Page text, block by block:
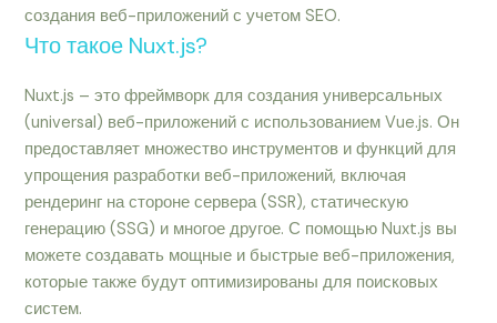
создания веб-приложений с учетом SEO.
Что такое Nuxt.js?
Nuxt.js – это фреймворк для создания универсальных
(universal) веб-приложений с использованием Vue.js. Он
предоставляет множество инструментов и функций для
упрощения разработки веб-приложений, включая
рендеринг на стороне сервера (SSR), статическую
генерацию (SSG) и многое другое. С помощью Nuxt.js вы
можете создавать мощные и быстрые веб-приложения,
которые также будут оптимизированы для поисковых
систем.